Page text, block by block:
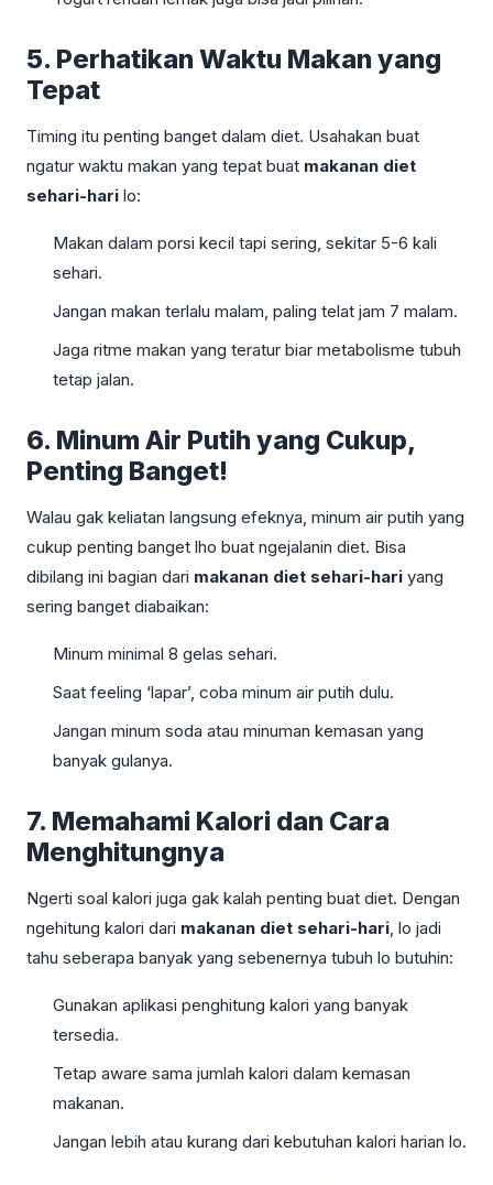
5. Perhatikan Waktu Makan yang
Tepat
Timing itu penting banget dalam diet. Usahakan buat
ngatur waktu makan yang tepat buat makanan diet
sehari-hari lo:
Makan dalam porsi kecil tapi sering, sekitar 5-6 kali
sehari.
Jangan makan terlalu malam, paling telat jam 7 malam.
Jaga ritme makan yang teratur biar metabolisme tubuh
tetap jalan.
6. Minum Air Putih yang Cukup,
Penting Banget!
Walau gak keliatan langsung efeknya, minum air putih yang
cukup penting banget lho buat ngejalanin diet. Bisa
dibilang ini bagian dari makanan diet sehari-hari yang
sering banget diabaikan:
Minum minimal 8 gelas sehari.
Saat feeling ‘lapar’, coba minum air putih dulu.
Jangan minum soda atau minuman kemasan yang
banyak gulanya.
7. Memahami Kalori dan Cara
Menghitungnya
Ngerti soal kalori juga gak kalah penting buat diet. Dengan
ngehitung kalori dari makanan diet sehari-hari, lo jadi
tahu seberapa banyak yang sebenernya tubuh lo butuhin:
Gunakan aplikasi penghitung kalori yang banyak
tersedia.
Tetap aware sama jumlah kalori dalam kemasan
makanan.
Jangan lebih atau kurang dari kebutuhan kalori harian lo.